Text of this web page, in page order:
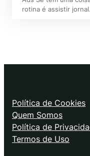
rotina é assistir
Política de Cookies
Quem Somos
Política de
Termos de Uso